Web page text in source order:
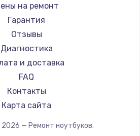
ноутбуков Machenike
ноутбуков DEXP
ноутбуков Teclast
ноутбуков CHUWI
ноутбуков Colorful
Gigabyte
Aorus
Maibenben
Getac
Epson
Philips
LG
Panasonic
на ремонт
Гарантия
Отзывы
Диагностика
и доставка
FAQ
Контакты
Карта сайта
2026 — Ремонт ноутбуков.